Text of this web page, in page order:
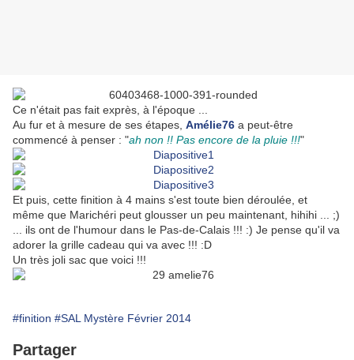
Ce n'était pas fait exprès, à l'époque ...
Au fur et à mesure de ses étapes, Amélie76 a peut-être
commencé à penser : "ah non !! Pas encore de la pluie !!!"
Et puis, cette finition à 4 mains s'est toute bien déroulée, et
même que Marichéri peut glousser un peu maintenant, hihihi ... ;)
... ils ont de l'humour dans le Pas-de-Calais !!! :) Je pense qu'il va
adorer la grille cadeau qui va avec !!! :D
Un très joli sac que voici !!!
#finition #SAL Mystère Février 2014
Partager